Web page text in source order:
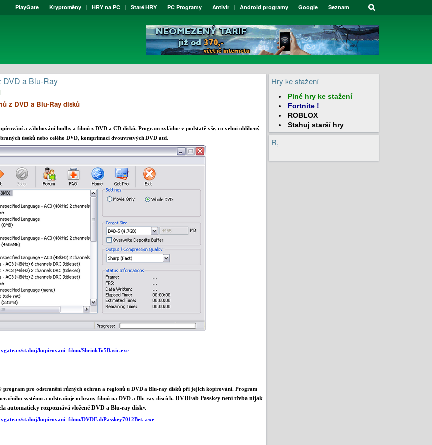
PlayGate Kryptoměny HRY na PC Staré HRY PC Programy Antivir Android programy Google Seznam
DVD a Blu-Ray
z DVD a Blu-Ray disků
a zálohování hudby a filmů z DVD a CD disků. Program zvládne v podstatě vše, co velmi oblíbený
úseků nebo celého DVD, komprimaci dvouvrstvých DVD atd.
stahuj/kopirovani_filmu/ShrinkTo5Basic.exe
program pro odstranění různých ochran a regionů u DVD a Blu-ray disků při jejich kopírování. Program
systému a odstraňuje ochrany filmů na DVD a Blu-ray discích. DVDFab Passkey není třeba nijak
automaticky rozpoznává vložené DVD a Blu-ray disky.
stahuj/kopirovani_filmu/DVDFabPasskey7012Beta.exe
Hry ke stažení
Plné hry ke stažení
Fortnite !
ROBLOX
Stahuj starší hry
R,